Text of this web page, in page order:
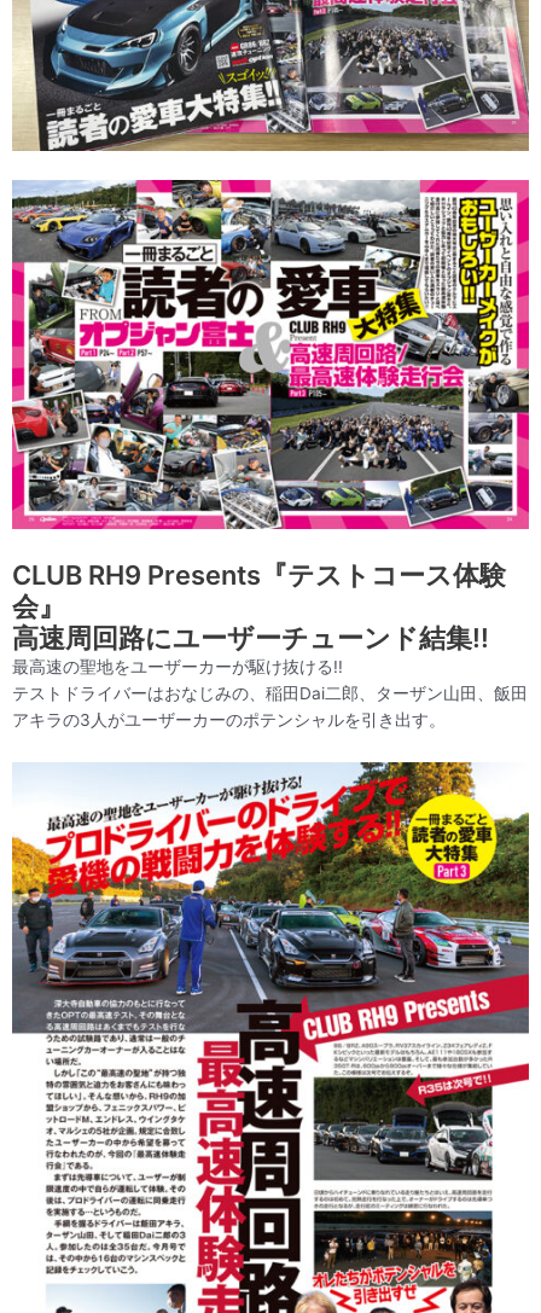
CLUB RH9 Presents『テストコース体験
会』
高速周回路にユーザーチューンド結集!!
最高速の聖地をユーザーカーが駆け抜ける!!
テストドライバーはおなじみの、稲田Dai二郎、ターザン山田、飯田
アキラの3人がユーザーカーのポテンシャルを引き出す。